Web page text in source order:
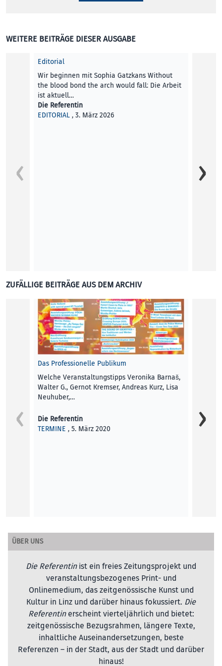
WEITERE BEITRÄGE DIESER AUSGABE
Editorial
Wir beginnen mit Sophia Gatzkans Without
the blood bond the arch would fall: Die Arbeit
ist aktuell…
Die Referentin
EDITORIAL , 3. März 2026
12.
ZUFÄLLIGE BEITRÄGE AUS DEM ARCHIV
Das Professionelle Publikum
Welche Veranstaltungstipps Veronika Barnaš,
Walter G., Gernot Kremser, Andreas Kurz, Lisa
Neuhuber,…
Die Referentin
TERMINE , 5. März 2020
ÜBER UNS
Die Referentinist ein freies Zeitungsprojekt und
veranstaltungsbezogenes Print- und
Onlinemedium, das zeitgenössische Kunst und
Kultur in Linz und darüber hinaus fokussiert. Die
Referentinerscheint vierteljährlich und bietet:
zeitgenössische Bezugsrahmen, längere Texte,
inhaltliche Auseinandersetzungen, beste
Referenzen – in der Stadt, aus der Stadt und darüber
hinaus!